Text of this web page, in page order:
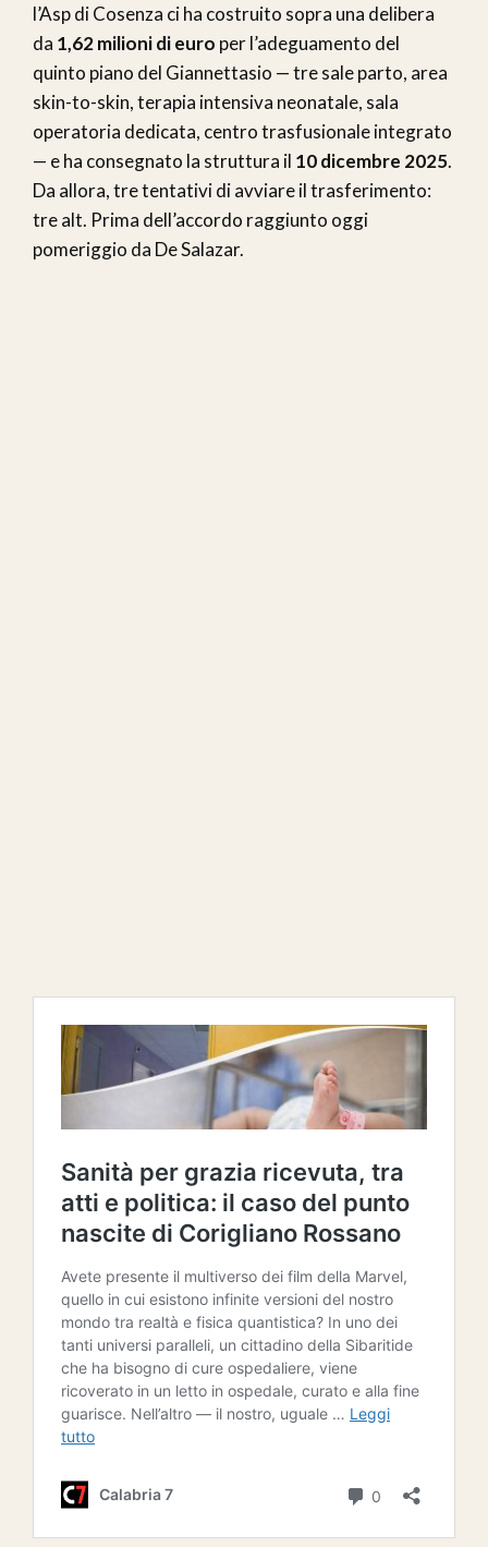
l’Asp di Cosenza ci ha costruito sopra una delibera
da 1,62 milioni di euro per l’adeguamento del
quinto piano del Giannettasio — tre sale parto, area
skin-to-skin, terapia intensiva neonatale, sala
operatoria dedicata, centro trasfusionale integrato
— e ha consegnato la struttura il 10 dicembre 2025.
Da allora, tre tentativi di avviare il trasferimento:
tre alt. Prima dell’accordo raggiunto oggi
pomeriggio da De Salazar.